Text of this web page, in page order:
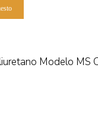
Modelo MS